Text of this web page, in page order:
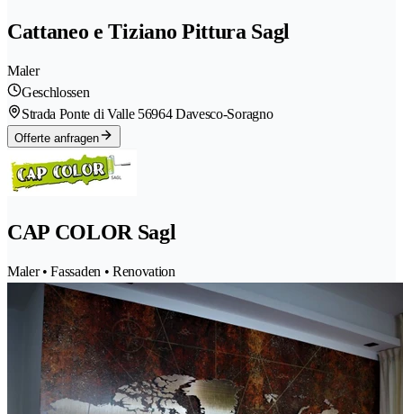
Cattaneo e Tiziano Pittura Sagl
Maler
Geschlossen
Strada Ponte di Valle 56964 Davesco-Soragno
Offerte anfragen
CAP COLOR Sagl
Maler • Fassaden • Renovation